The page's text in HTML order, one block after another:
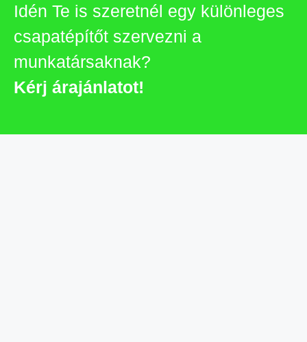
Idén Te is szeretnél egy különleges
csapatépítőt szervezni a
munkatársaknak?
Kérj árajánlatot!